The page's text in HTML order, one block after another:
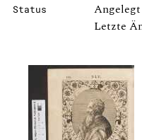
Status
Angelegt
Letzte